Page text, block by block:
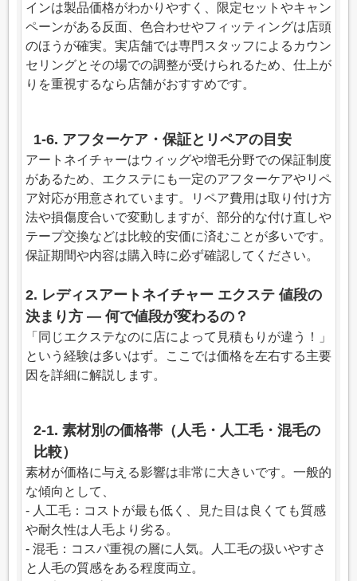
インは製品価格がわかりやすく、限定セットやキャン
ペーンがある反面、色合わせやフィッティングは店頭
のほうが確実。実店舗では専門スタッフによるカウン
セリングとその場での調整が受けられるため、仕上が
りを重視するなら店舗がおすすめです。
1-6. アフターケア・保証とリペアの目安
アートネイチャーはウィッグや増毛分野での保証制度
があるため、エクステにも一定のアフターケアやリペ
ア対応が用意されています。リペア費用は取り付け方
法や損傷度合いで変動しますが、部分的な付け直しや
テープ交換などは比較的安価に済むことが多いです。
保証期間や内容は購入時に必ず確認してください。
2. レディスアートネイチャー エクステ 値段の
決まり方 — 何で値段が変わるの？
「同じエクステなのに店によって見積もりが違う！」
という経験は多いはず。ここでは価格を左右する主要
因を詳細に解説します。
2-1. 素材別の価格帯（人毛・人工毛・混毛の
比較）
素材が価格に与える影響は非常に大きいです。一般的
な傾向として、
- 人工毛：コストが最も低く、見た目は良くても質感
や耐久性は人毛より劣る。
- 混毛：コスパ重視の層に人気。人工毛の扱いやすさ
と人毛の質感をある程度両立。